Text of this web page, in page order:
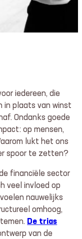
iedereen, die
in plaats van winst
Ondanks goede
op mensen,
lukt het ons
spoor te zetten?
financiële sector
veel invloed op
nauwelijks
omhoog,
De trias
van de